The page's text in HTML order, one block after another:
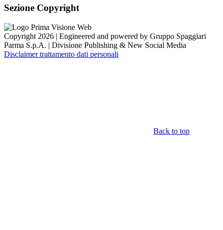
Sezione Copyright
Copyright 2026 | Engineered and powered by Gruppo Spaggiari
Parma S.p.A. | Divisione Publishing & New Social Media
Disclaimer trattamento dati personali
Back to top